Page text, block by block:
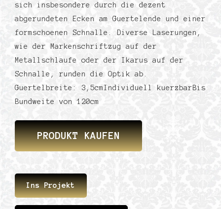
sich insbesondere durch die dezent
abgerundeten Ecken am Guertelende und einer
formschoenen Schnalle. Diverse Laserungen,
wie der Markenschriftzug auf der
Metallschlaufe oder der Ikarus auf der
Schnalle, runden die Optik ab.
Guertelbreite: 3,5cmIndividuell kuerzbarBis
Bundweite von 120cm
PRODUKT KAUFEN
Ins Projekt